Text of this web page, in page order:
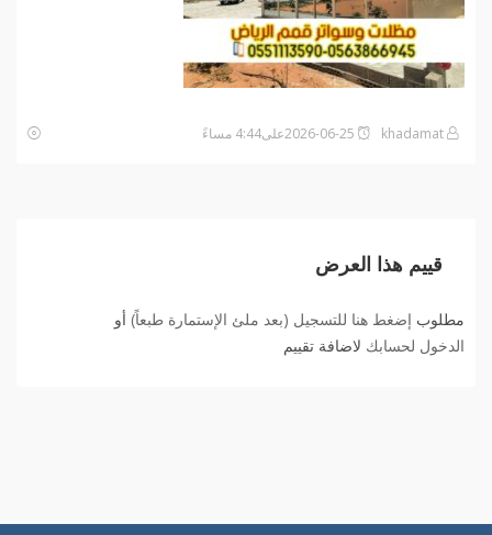
قييم هذا العرض
مطلوب إضغط هنا للتسجيل (بعد ملئ الإستمارة طبعاً) أو
الدخول لحسابك لاضافة تقييم